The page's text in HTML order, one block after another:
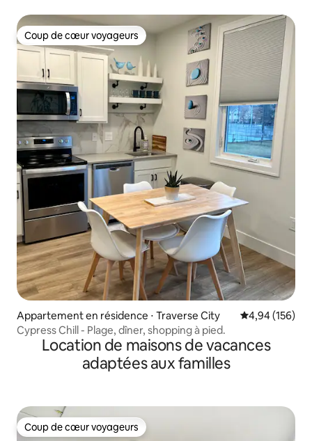
Coup de cœur voyageurs
Coup de cœur voyageurs
Appartement en résidence ⋅ Traverse City Évaluation
4,94 (156)
Cypress Chill - Plage, dîner, shopping à pied.
Location de maisons de vacances
adaptées aux familles
Coup de cœur voyageurs
Coup de cœur voyageurs